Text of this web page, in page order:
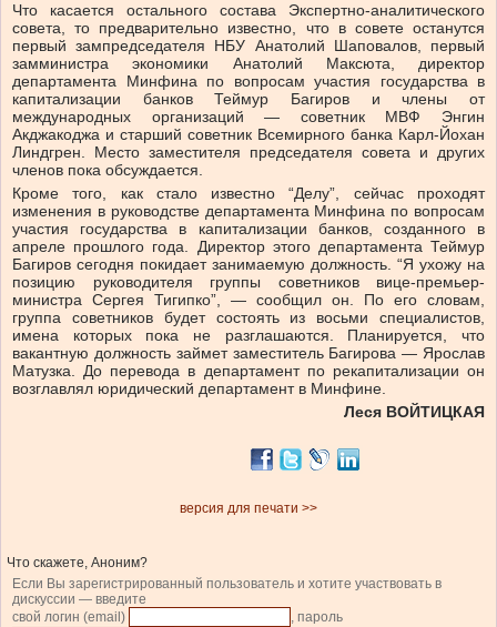
Что касается остального состава Экспертно-аналитического
совета, то предварительно известно, что в совете останутся
первый зампредседателя НБУ Анатолий Шаповалов, первый
замминистра экономики Анатолий Максюта, директор
департамента Минфина по вопросам участия государства в
капитализации банков Теймур Багиров и члены от
международных организаций — советник МВФ Энгин
Акджакоджа и старший советник Всемирного банка Карл-Йохан
Линдгрен. Место заместителя председателя совета и других
членов пока обсуждается.
Кроме того, как стало известно “Делу”, сейчас проходят
изменения в руководстве департамента Минфина по вопросам
участия государства в капитализации банков, созданного в
апреле прошлого года. Директор этого департамента Теймур
Багиров сегодня покидает занимаемую должность. “Я ухожу на
позицию руководителя группы советников вице-премьер-
министра Сергея Тигипко”, — сообщил он. По его словам,
группа советников будет состоять из восьми специалистов,
имена которых пока не разглашаются. Планируется, что
вакантную должность займет заместитель Багирова — Ярослав
Матузка. До перевода в департамент по рекапитализации он
возглавлял юридический департамент в Минфине.
Леся ВОЙТИЦКАЯ
версия для печати >>
Что скажете, Аноним?
Если Вы зарегистрированный пользователь и хотите участвовать в
дискуссии — введите
свой логин (email)
, пароль